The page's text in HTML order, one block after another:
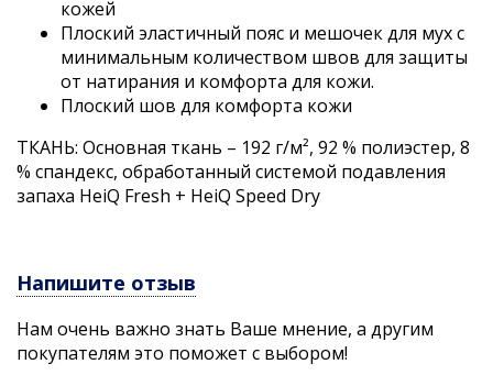
кожей
Плоский эластичный пояс и мешочек для мух с
минимальным количеством швов для защиты
от натирания и комфорта для кожи.
Плоский шов для комфорта кожи
ТКАНЬ: Основная ткань – 192 г/м², 92 % полиэстер, 8
% спандекс, обработанный системой подавления
запаха HeiQ Fresh + HeiQ Speed Dry
Напишите отзыв
Нам очень важно знать Ваше мнение, а другим
покупателям это поможет с выбором!